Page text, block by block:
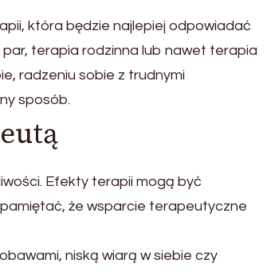
która będzie najlepiej odpowiadać
terapia rodzinna lub nawet terapia
radzeniu sobie z trudnymi
sposób.
Efekty terapii mogą być
że wsparcie terapeutyczne
niską wiarą w siebie czy